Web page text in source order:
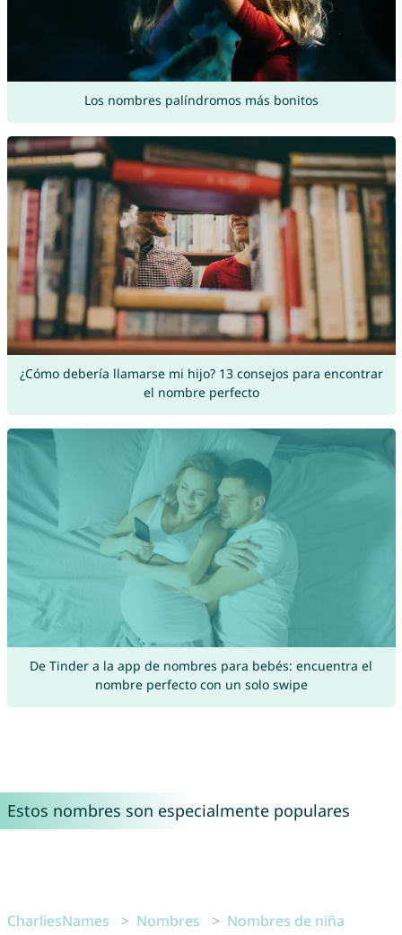
Los nombres palíndromos más bonitos
¿Cómo debería llamarse mi hijo? 13 consejos para encontrar
el nombre perfecto
De Tinder a la app de nombres para bebés: encuentra el
nombre perfecto con un solo swipe
Estos nombres son especialmente populares
CharliesNames Nombres
Nombres de niña